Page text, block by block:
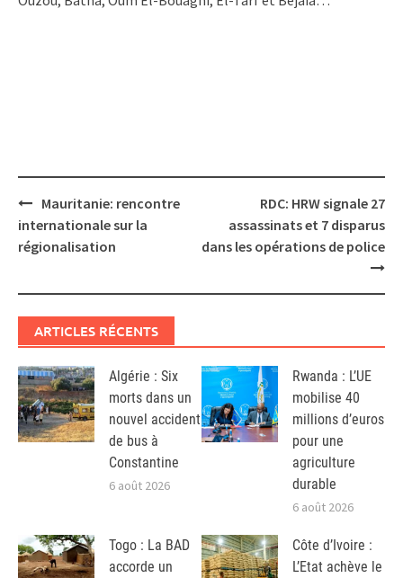
Post
navigation
Mauritanie: rencontre
internationale sur la
régionalisation
RDC: HRW signale 27
assassinats et 7 disparus
dans les opérations de police
ARTICLES RÉCENTS
Algérie : Six
morts dans un
nouvel accident
de bus à
Constantine
6 août 2026
Rwanda : L’UE
mobilise 40
millions d’euros
pour une
agriculture
durable
6 août 2026
Togo : La BAD
accorde un
Côte d’Ivoire :
L’Etat achève le